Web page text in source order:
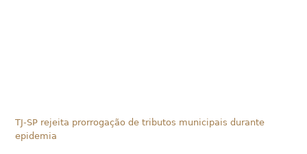
TJ-SP rejeita prorrogação de tributos municipais durante
epidemia